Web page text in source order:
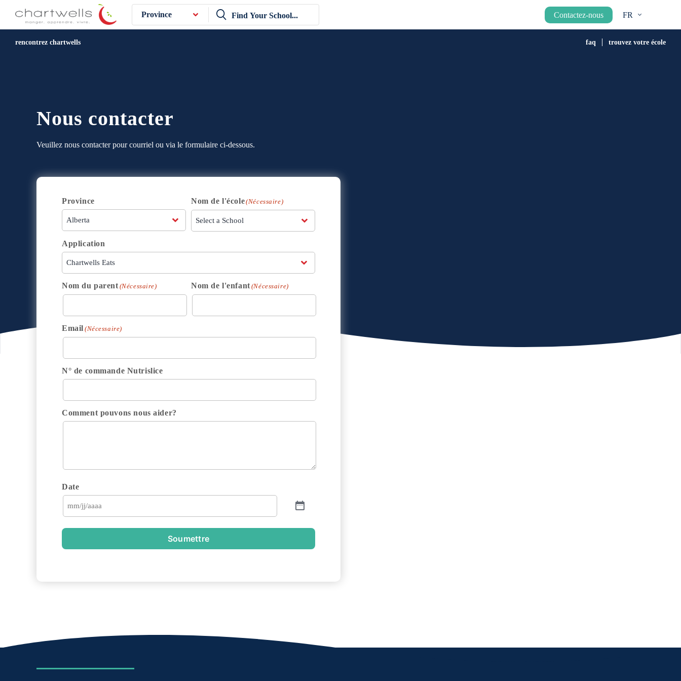
Province Contactez-nous FR
rencontrez chartwells faq trouvez votre école
Nous contacter
Veuillez nous contacter pour courriel ou via le formulaire ci-dessous.
Province Nom de l'école(Nécessaire)
Application
Nom du parent (Nécessaire) Nom de l'enfant (Nécessaire)
Email (Nécessaire)
N° de commande Nutrislice
Comment pouvons nous aider?
Date
Soumettre